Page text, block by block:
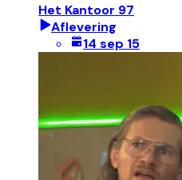
Het Kantoor 97
Aflevering
14 sep 15